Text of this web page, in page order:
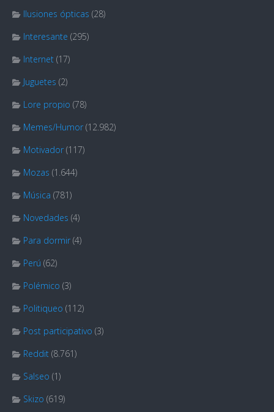
Ilusiones ópticas (28)
Interesante (295)
Internet (17)
Juguetes (2)
Lore propio (78)
Memes/Humor (12.982)
Motivador (117)
Mozas (1.644)
Música (781)
Novedades (4)
Para dormir (4)
Perú (62)
Polémico (3)
Politiqueo (112)
Post participativo (3)
Reddit (8.761)
Salseo (1)
Skizo (619)